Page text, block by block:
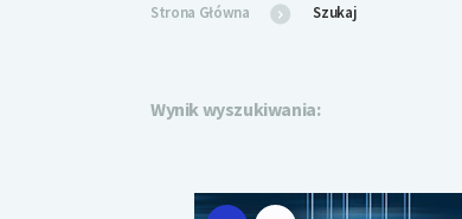
Strona Główna Szukaj
Wynik wyszukiwania: